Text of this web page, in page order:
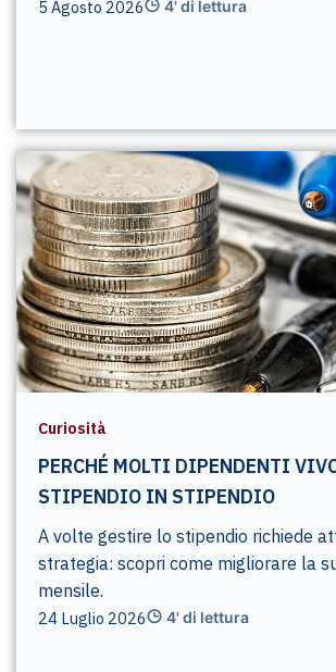
5 Agosto 2026 4' di lettura
Curiosità
PERCHÉ MOLTI DIPENDENTI
STIPENDIO IN STIPENDIO
A volte gestire lo stipendio richiede
strategia: scopri come migliorare la
mensile.
24 Luglio 2026 4' di lettura